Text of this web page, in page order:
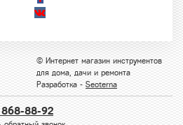
© Интернет магазин инструментов
для дома, дачи и ремонта
Разработка - Seoterna
88-92